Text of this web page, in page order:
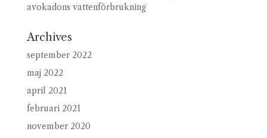
avokadons vattenförbrukning
Archives
september 2022
maj 2022
april 2021
februari 2021
november 2020